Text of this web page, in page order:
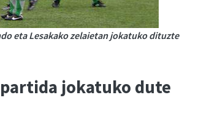
eta Lesakako zelaietan jokatuko dituzte
jokatuko dute